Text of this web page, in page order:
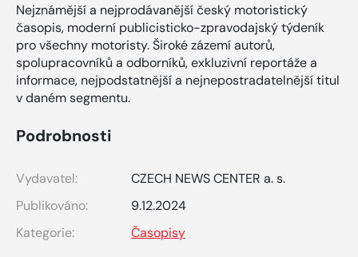
Nejznámější a nejprodávanější český motoristický
časopis, moderní publicisticko-zpravodajský týdeník
pro všechny motoristy. Široké zázemí autorů,
spolupracovníků a odborníků, exkluzivní reportáže a
informace, nejpodstatnější a nejnepostradatelnější titul
v daném segmentu.
Podrobnosti
Vydavatel:
CZECH NEWS CENTER a. s.
Publikováno:
9.12.2024
Kategorie:
Časopisy